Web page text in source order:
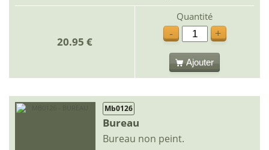
20.95 €
Quantité
-
+
Ajouter
Mb0126
Bureau
Bureau non peint.